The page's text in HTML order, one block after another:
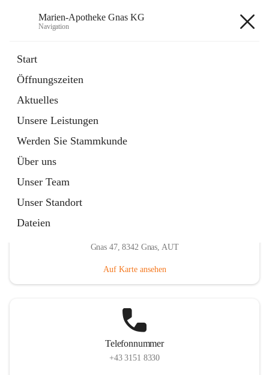
Marien-Apotheke Gnas KG
Navigation
Start
Öffnungszeiten
Aktuelles
Unsere Leistungen
Werden Sie Stammkunde
Über uns
Unser Team
Unser Standort
Dateien
Externe Webseite
in
Tab
Ärztliche Bereitschaftsdienste
Externe Webseite
öffnet
in
neuem
Tab
Gnas 47, 8342 Gnas, AUT
Auf Karte ansehen
Telefonnummer
+43 3151 8330